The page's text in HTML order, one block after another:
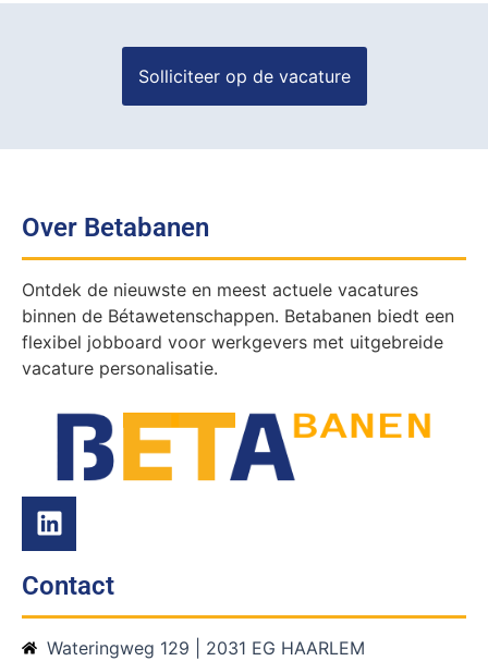
Over Betabanen
Ontdek de nieuwste en meest actuele vacatures
binnen de Bétawetenschappen. Betabanen biedt een
flexibel jobboard voor werkgevers met uitgebreide
vacature personalisatie.
Contact
Wateringweg 129 | 2031 EG HAARLEM